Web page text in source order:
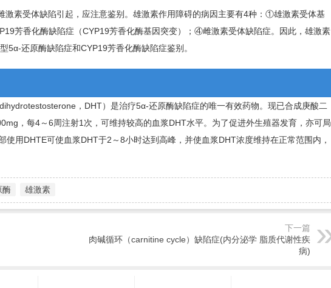
素受体缺陷引起，应注意鉴别。雄激素作用障碍的病因主要有4种：①雄激素受体基
芳香化酶缺陷症（CYP19芳香化酶基因突变）；④雌激素受体缺陷症。因此，雄激素
还原酶缺陷症和CYP19芳香化酶缺陷症鉴别。
，DHT）是治疗5α-还原酶缺陷症的唯一有效药物。现已合成庚酸二
，每4～6周注射1次，可维持较高的血浆DHT水平。为了促进外生殖器发育，亦可局
用DHTE可使血浆DHT于2～8小时达到高峰，并使血浆DHT浓度维持在正常范围内，
酶 雄激素
下一篇
肉碱循环（carnitine cycle）缺陷症(内分泌学 脂质代谢性疾
病)